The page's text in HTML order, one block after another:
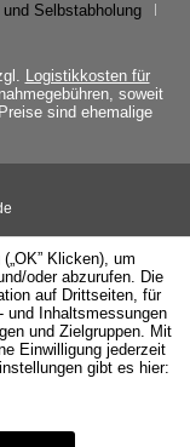
und Selbstabholung
Logistikkosten für
soweit
sind ehemalige
Klicken), um
oder abzurufen. Die
auf Drittseiten, für
und Inhaltsmessungen
und Zielgruppen. Mit
Einwilligung jederzeit
gibt es hier: